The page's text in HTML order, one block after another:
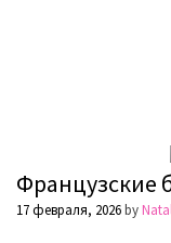
Французские
17 февраля, 2026by